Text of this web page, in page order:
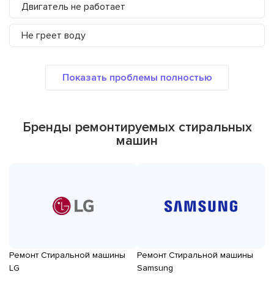
Двигатель не работает
Не греет воду
Бренды ремонтируемых стиральных
машин
Ремонт Стиральной машины
LG
Ремонт Стиральной машины
Samsung